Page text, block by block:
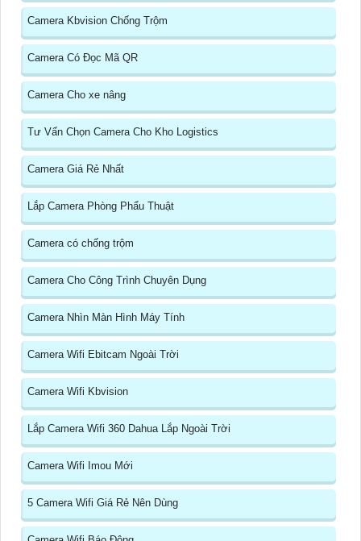
Camera Kbvision Chống Trộm
Camera Có Đọc Mã QR
Camera Cho xe nâng
Tư Vấn Chọn Camera Cho Kho Logistics
Camera Giá Rẻ Nhất
Lắp Camera Phòng Phẩu Thuật
Camera có chống trộm
Camera Cho Công Trình Chuyên Dụng
Camera Nhìn Màn Hình Máy Tính
Camera Wifi Ebitcam Ngoài Trời
Camera Wifi Kbvision
Lắp Camera Wifi 360 Dahua Lắp Ngoài Trời
Camera Wifi Imou Mới
5 Camera Wifi Giá Rẻ Nên Dùng